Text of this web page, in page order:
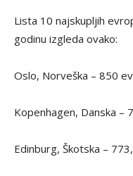
Lista 10 najskupljih
godinu izgleda ovako:
Oslo, Norveška – 850
Kopenhagen, Danska –
Edinburg, Škotska –